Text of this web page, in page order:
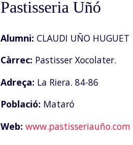
Pastisseria Uñó
Alumni: CLAUDI UÑO HUGUET
Càrrec: Pastisser Xocolater.
Adreça: La Riera. 84-86
Població: Mataró
Web: www.pastisseriauño.com